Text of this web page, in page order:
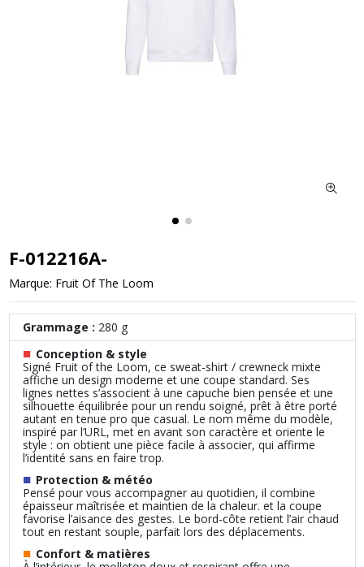
F-012216A-
Marque: Fruit Of The Loom
Grammage : 280 g
■ Conception & style
Signé Fruit of the Loom, ce sweat-shirt / crewneck mixte
affiche un design moderne et une coupe standard. Ses
lignes nettes s’associent à une capuche bien pensée et une
silhouette équilibrée pour un rendu soigné, prêt à être porté
autant en tenue pro que casual. Le nom même du modèle,
inspiré par l’URL, met en avant son caractère et oriente le
style : on obtient une pièce facile à associer, qui affirme
l’identité sans en faire trop.
■ Protection & météo
Pensé pour vous accompagner au quotidien, il combine
épaisseur maîtrisée et maintien de la chaleur. et la coupe
favorise l’aisance des gestes. Le bord-côte retient l’air chaud
tout en restant souple, parfait lors des déplacements.
■ Confort & matières